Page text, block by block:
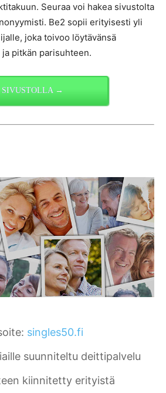
Seuraa voi hakea sivustolta
Be2 sopii erityisesti yli
joka toivoo löytävänsä
pitkän parisuhteen.
→
singles50.fi
suunniteltu deittipalvelu
kiinnitetty erityistä